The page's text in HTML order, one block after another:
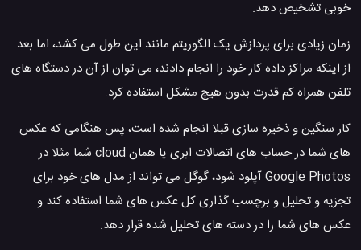
خوبی تشخیص دهد.
زمان زیادی برای پردازش یک الگوریتم مانند این طول می کشد، اما بعد
از اینکه مراکز داده کار خود را انجام دادند، می توان از آن در دستگاه های
تلفن همراه کم قدرت بدون هیچ مشکل استفاده کرد.
کار سنگین و ذخیره سازی قبلا انجام شده است، پس هنگامی که عکس
های شما در حساب های اتصالات ابری یا همان cloud شما مثلا در
Google Photos آپلود شود، گوگل می تواند از مدل های خود برای
تجزیه و تحلیل و برچسب گذاری کل عکس های شما استفاده کند و
عکس های شما را در دسته های تحلیل شده قرار دهد.